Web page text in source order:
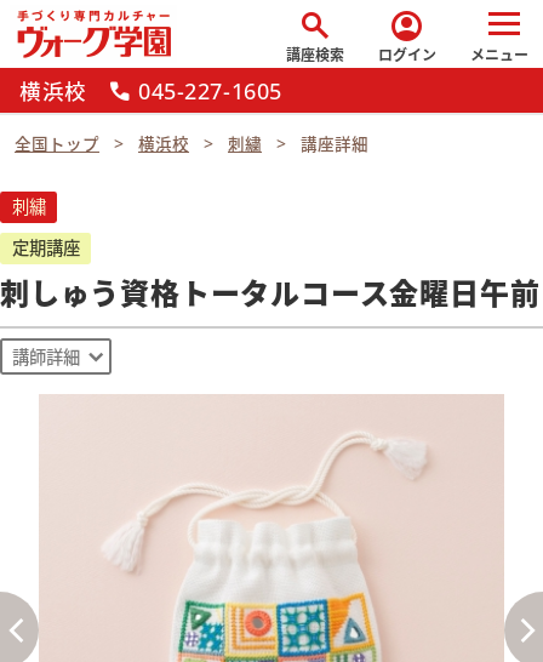
search
講座検索
account_circle
ログイン メニュー
横浜校 call 045-227-1605
全国トップ 横浜校 刺繍 講座詳細
刺繍
定期講座
刺しゅう資格トータルコース金曜日午前
講師詳細